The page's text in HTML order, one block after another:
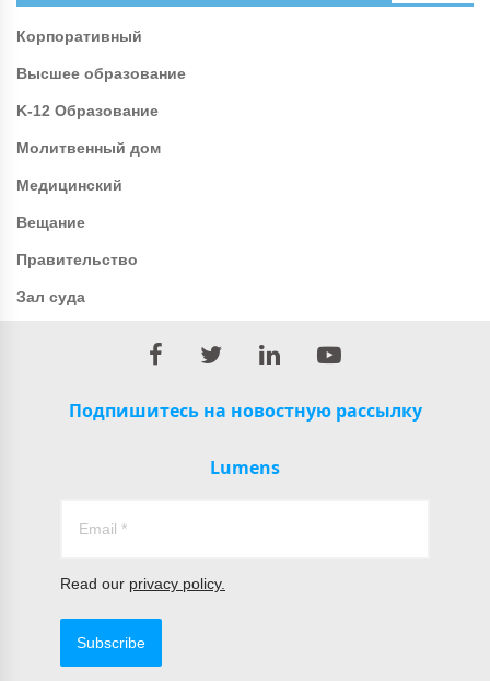
Корпоративный
Высшее образование
K-12 Образование
Молитвенный дом
Медицинский
Вещание
Правительство
Зал суда
Подпишитесь на новостную рассылку
Lumens
Read our privacy policy.
Subscribe